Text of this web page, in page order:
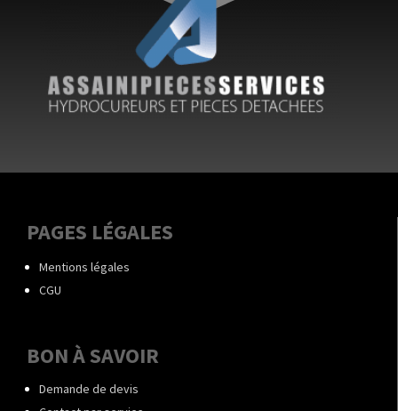
PAGES LÉGALES
Mentions légales
CGU
BON À SAVOIR
Demande de devis